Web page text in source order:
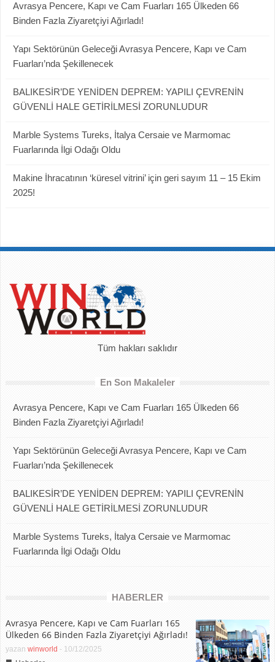
Avrasya Pencere, Kapı ve Cam Fuarları 165 Ülkeden 66
Binden Fazla Ziyaretçiyi Ağırladı!
Yapı Sektörünün Geleceği Avrasya Pencere, Kapı ve Cam
Fuarları’nda Şekillenecek
BALIKESİR’DE YENİDEN DEPREM: YAPILI ÇEVRENİN
GÜVENLİ HALE GETİRİLMESİ ZORUNLUDUR
Marble Systems Tureks, İtalya Cersaie ve Marmomac
Fuarlarında İlgi Odağı Oldu
Makine İhracatının ‘küresel vitrini’ için geri sayım 11 – 15 Ekim
2025!
Tüm hakları saklıdır
En Son Makaleler
Avrasya Pencere, Kapı ve Cam Fuarları 165 Ülkeden 66
Binden Fazla Ziyaretçiyi Ağırladı!
Yapı Sektörünün Geleceği Avrasya Pencere, Kapı ve Cam
Fuarları’nda Şekillenecek
BALIKESİR’DE YENİDEN DEPREM: YAPILI ÇEVRENİN
GÜVENLİ HALE GETİRİLMESİ ZORUNLUDUR
Marble Systems Tureks, İtalya Cersaie ve Marmomac
Fuarlarında İlgi Odağı Oldu
HABERLER
Avrasya Pencere, Kapı ve Cam Fuarları 165
Ülkeden 66 Binden Fazla Ziyaretçiyi Ağırladı!
yazan winworld - 10/12/2025